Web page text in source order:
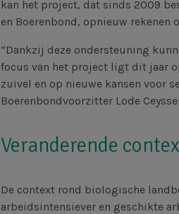
kan het project, dat sinds 2009
en Boerenbond, opnieuw
“Dankzij deze ondersteuning
focus van het project ligt dit jaar
zuivel en op nieuwe kansen voor
Boerenbondvoorzitter Lode
Veranderende
De context rond biologische
arbeidsintensiever en geschikte